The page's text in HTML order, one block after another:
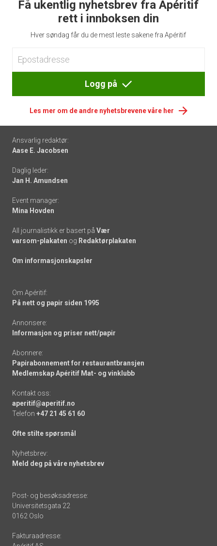
Få ukentlig nyhetsbrev fra Apéritif
rett i innboksen din
Hver søndag får du de mest leste sakene fra Apéritif
Logg på
Les mer om de andre nyhetsbrevene våre her
Footer
-
links
Ansvarlig redaktør:
Aase E. Jacobsen
Daglig leder:
Jan H. Amundsen
Event manager:
Mina Hovden
All journalistikk er basert på Vær
varsom-plakaten og Redaktørplakaten
Om informasjonskapsler
Om Apéritif:
På nett og papir siden 1995
Annonsere:
Informasjon og priser nett/papir
Abonnere:
Papirabonnement for restaurantbransjen
Medlemskap Apéritif Mat- og vinklubb
Kontakt oss:
aperitif@aperitif.no
Telefon +47 21 45 61 60
Ofte stilte spørsmål
Nyhetsbrev:
Meld deg på våre nyhetsbrev
Post- og besøksadresse:
Universitetsgata 22
0162 Oslo
Fakturaadresse: